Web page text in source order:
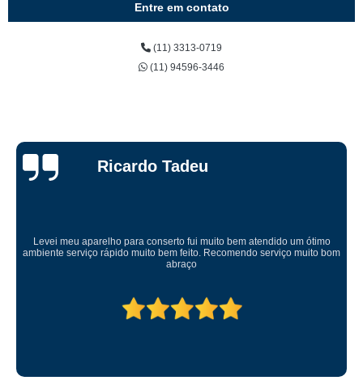
Entre em contato
(11) 3313-0719
(11) 94596-3446
Ricardo Tadeu
Levei meu aparelho para conserto fui muito bem atendido um ótimo
ambiente serviço rápido muito bem feito. Recomendo serviço muito bom
abraço